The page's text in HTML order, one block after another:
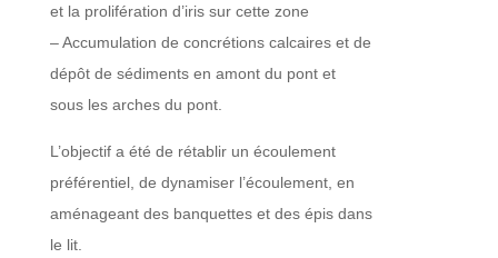
et la prolifération d’iris sur cette zone
– Accumulation de concrétions calcaires et de
dépôt de sédiments en amont du pont et
sous les arches du pont.
L’objectif a été de rétablir un écoulement
préférentiel, de dynamiser l’écoulement, en
aménageant des banquettes et des épis dans
le lit.